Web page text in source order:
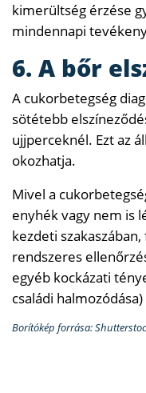
kimerültség érzése
mindennapi
6. A bőr
A cukorbetegség
sötétebb
ujjperceknél. Ezt az
okozhatja.
Mivel a
enyhék vagy nem is
kezdeti
rendszeres
egyéb kockázati
családi
Borítókép forrása: